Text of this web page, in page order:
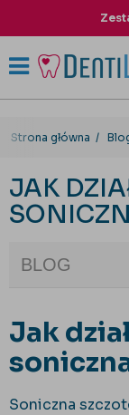
Strona główna
JAK
BLOG
Jak
Soniczna